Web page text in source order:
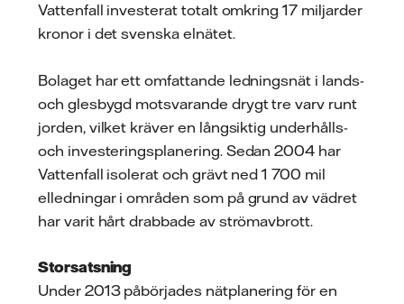
Vattenfall investerat totalt omkring 17 miljarder
kronor i det svenska elnätet.
Bolaget har ett omfattande ledningsnät i lands-
och glesbygd motsvarande drygt tre varv runt
jorden, vilket kräver en långsiktig underhålls-
och investeringsplanering. Sedan 2004 har
Vattenfall isolerat och grävt ned 1 700 mil
elledningar i områden som på grund av vädret
har varit hårt drabbade av strömavbrott.
Storsatsning
Under 2013 påbörjades nätplanering för en